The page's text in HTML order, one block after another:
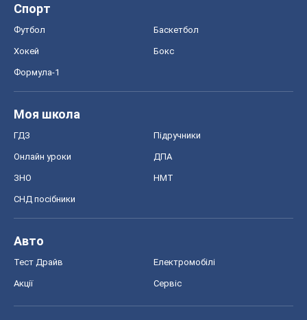
Спорт
Футбол Баскетбол
Хокей Бокс
Формула-1
Моя школа
ГДЗ Підручники
Онлайн уроки ДПА
ЗНО НМТ
СНД посібники
Авто
Тест Драйв Електромобілі
Акції Сервіс